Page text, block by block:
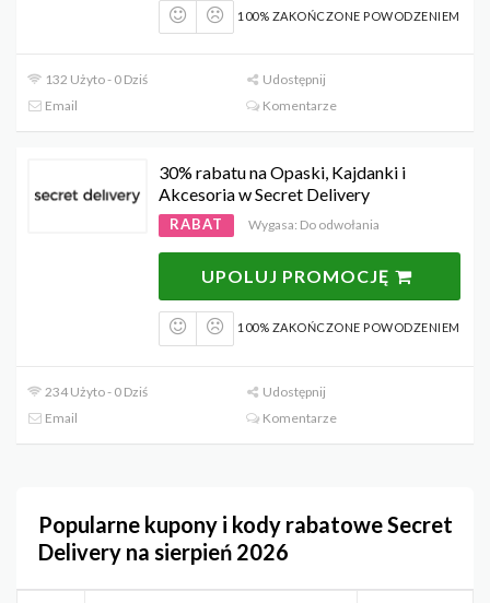
100% ZAKOŃCZONE POWODZENIEM
132 Użyto - 0 Dziś
Udostępnij
Email
Komentarze
30% rabatu na Opaski, Kajdanki i
Akcesoria w Secret Delivery
RABAT Wygasa: Do odwołania
UPOLUJ PROMOCJĘ
100% ZAKOŃCZONE POWODZENIEM
234 Użyto - 0 Dziś
Udostępnij
Email
Komentarze
Popularne kupony i kody rabatowe Secret
Delivery na sierpień 2026